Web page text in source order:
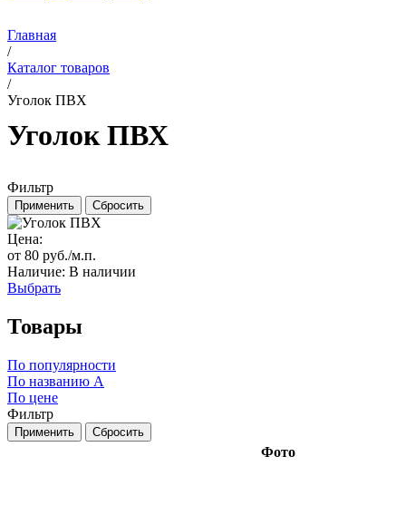
Главная
/
Каталог товаров
/
Уголок ПВХ
Уголок ПВХ
Фильтр
Цена:
от 80 руб./м.п.
Наличие: В наличии
Выбрать
Товары
По популярности
По названию A
По цене
Фильтр
Фото